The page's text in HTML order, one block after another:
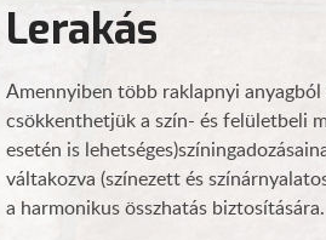
Lerakás
Amennyiben több raklapnyi
csökkenthetjük a szín- és felületbeli
esetén is
váltakozva (színezett és
a harmonikus összhatás biztosítására.